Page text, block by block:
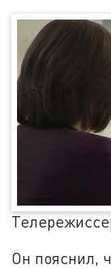
Он пояснил,